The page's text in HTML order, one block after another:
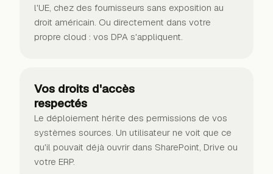
l'UE, chez des fournisseurs sans exposition au
droit américain. Ou directement dans votre
propre cloud : vos DPA s'appliquent.
Vos droits d'accès
respectés
Le déploiement hérite des permissions de vos
systèmes sources. Un utilisateur ne voit que ce
qu'il pouvait déjà ouvrir dans SharePoint, Drive ou
votre ERP.